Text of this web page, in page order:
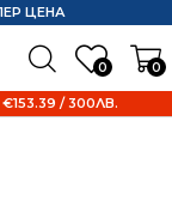
0 0
ЦЕНА
/ 300ЛВ.